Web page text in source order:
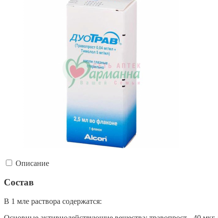
Описание
Состав
В 1 мле раствора содержатся: